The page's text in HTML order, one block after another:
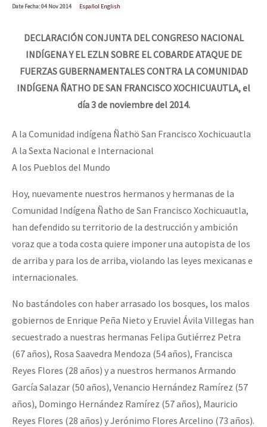
DateFecha: 04 Nov 2014
Español English
DECLARACIÓN CONJUNTA DEL CONGRESO NACIONAL
INDÍGENA Y EL EZLN SOBRE EL COBARDE ATAQUE DE
FUERZAS GUBERNAMENTALES CONTRA LA COMUNIDAD
INDÍGENA ÑATHO DE SAN FRANCISCO XOCHICUAUTLA, el
día 3 de noviembre del 2014.
A la Comunidad indígena Ñathö San Francisco Xochicuautla
A la Sexta Nacional e Internacional
A los Pueblos del Mundo
Hoy, nuevamente nuestros hermanos y hermanas de la
Comunidad Indígena Ñatho de San Francisco Xochicuautla,
han defendido su territorio de la destrucción y ambición
voraz que a toda costa quiere imponer una autopista de los
de arriba y para los de arriba, violando las leyes mexicanas e
internacionales.
No bastándoles con haber arrasado los bosques, los malos
gobiernos de Enrique Peña Nieto y Eruviel Ávila Villegas han
secuestrado a nuestras hermanas Felipa Gutiérrez Petra
(67 años), Rosa Saavedra Mendoza (54 años), Francisca
Reyes Flores (28 años) y a nuestros hermanos Armando
García Salazar (50 años), Venancio Hernández Ramírez (57
años), Domingo Hernández Ramírez (57 años), Mauricio
Reyes Flores (28 años) y Jerónimo Flores Arcelino (73 años).